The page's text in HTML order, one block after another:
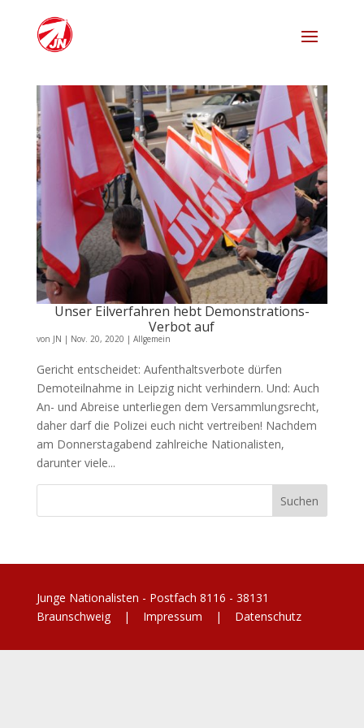
Unser Eilverfahren hebt Demonstrations-
Verbot auf
von JN | Nov. 20, 2020 | Allgemein
Gericht entscheidet: Aufenthaltsverbote dürfen
Demoteilnahme in Leipzig nicht verhindern. Und: Auch
An- und Abreise unterliegen dem Versammlungsrecht,
daher darf die Polizei euch nicht vertreiben! Nachdem
am Donnerstagabend zahlreiche Nationalisten,
darunter viele...
Junge Nationalisten - Postfach 8116 - 38131
Braunschweig | Impressum | Datenschutz